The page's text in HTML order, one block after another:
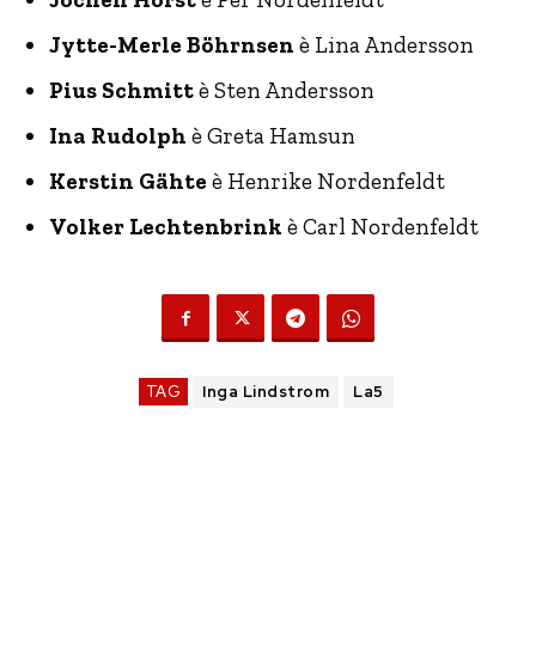
Jytte-Merle Böhrnsen è Lina Andersson
Pius Schmittè Sten Andersson
Ina Rudolph è Greta Hamsun
Kerstin Gähte è Henrike Nordenfeldt
Volker Lechtenbrink è Carl Nordenfeldt
TAG Inga Lindstrom La5